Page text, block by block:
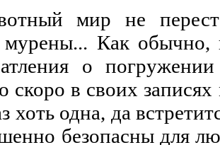
мир не
мурены... Как
о
скоро в своих
хоть одна, да
безопасны для